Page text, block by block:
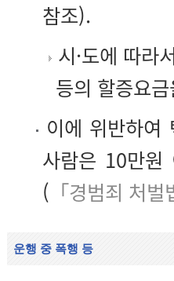
참조).
시·도에 따라
등의 할증요
이에 위반하
사람은 10만원
( 「경범죄 처
운행 중 폭행 등